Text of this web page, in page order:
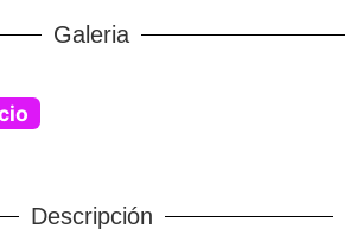
Galeria
Descripción